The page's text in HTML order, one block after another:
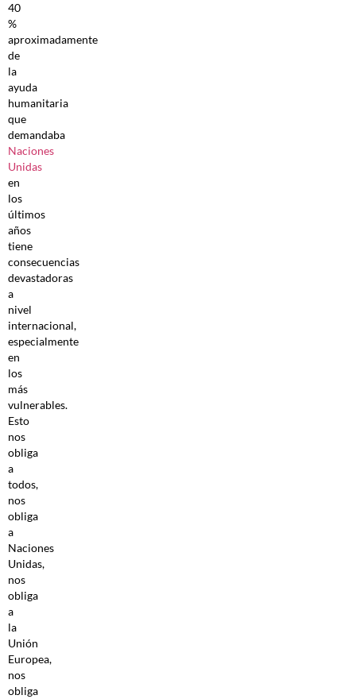
40
%
aproximadamente
de
la
ayuda
humanitaria
que
demandaba
Naciones
Unidas
en
los
últimos
años
tiene
consecuencias
devastadoras
a
nivel
internacional,
especialmente
en
los
más
vulnerables.
Esto
nos
obliga
a
todos,
nos
obliga
a
Naciones
Unidas,
nos
obliga
a
la
Unión
Europea,
nos
obliga